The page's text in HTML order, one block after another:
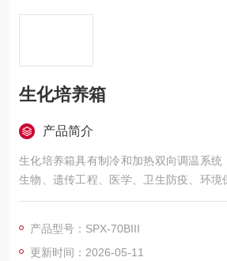
生化培养箱
产品简介
生化培养箱具有制冷和加热双向调温系统
生物、遗传工程、医学、卫生防疫、环境
的科研机构、大专院校、生产单位或部
电路由温度传感器、电压比较器和控制执
产品型号：SPX-70BIII
更新时间：2026-05-11